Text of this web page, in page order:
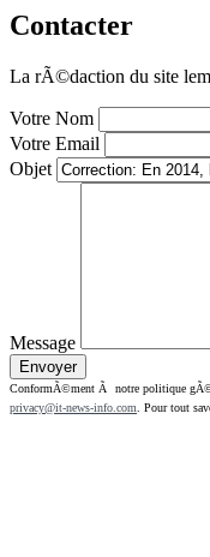
Contacter
La rÃ©daction du site
Votre Nom
Votre Email
Objet
Message
ConformÃ©ment Ã notre politique
privacy@it-news-info.com . Pour tout